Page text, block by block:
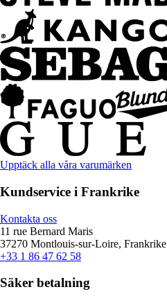
Upptäck alla våra varumärken
Kundservice i Frankrike
Kontakta oss
11 rue Bernard Maris
37270 Montlouis-sur-Loire, Frankrike
+33 1 86 47 62 58
Säker betalning